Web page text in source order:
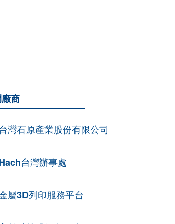
商
灣石原產業股份有限公司
台灣辦事處
屬3D列印服務平台